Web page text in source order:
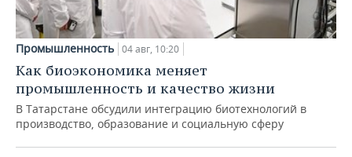
Промышленность 04 авг, 10:20
Как биоэкономика меняет
промышленность и качество жизни
В Татарстане обсудили интеграцию биотехнологий в
производство, образование и социальную сферу